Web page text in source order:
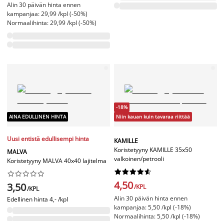
Alin 30 päivän hinta ennen
kampanjaa: 29,99 /kpl (-50%)
Normaalihinta: 29,99 /kpl (-50%)
AINA EDULLINEN HINTA
Uusi entistä edullisempi hinta
MALVA
Koristetyyny MALVA 40x40 lajitelma






3,50/KPL
Edellinen hinta 4,- /kpl
-18%
Niin kauan kuin tavaraa riittää
KAMILLE
Koristetyyny KAMILLE 35x50
valkoinen/petrooli






4,50/KPL
Alin 30 päivän hinta ennen
kampanjaa: 5,50 /kpl (-18%)
Normaalihinta: 5,50 /kpl (-18%)